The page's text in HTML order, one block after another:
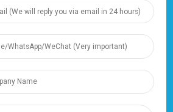
尊電氣電纜股份有限公司。保留
Nanxiang Town, 201802,